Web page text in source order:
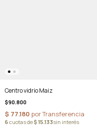
Centro vidrio Maiz
$90.800